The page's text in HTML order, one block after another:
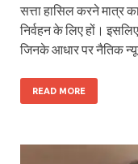
सत्ता हासिल करने मात्र
निर्वहन के लिए हों।
जिनके आधार पर नैतिक
READ MORE